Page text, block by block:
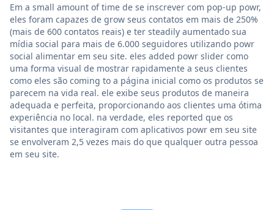
Em a small amount of time de se inscrever com pop-up powr,
eles foram capazes de grow seus contatos em mais de 250%
(mais de 600 contatos reais) e ter steadily aumentado sua
mídia social para mais de 6.000 seguidores utilizando powr
social alimentar em seu site. eles added powr slider como
uma forma visual de mostrar rapidamente a seus clientes
como eles são coming to a página inicial como os produtos se
parecem na vida real. ele exibe seus produtos de maneira
adequada e perfeita, proporcionando aos clientes uma ótima
experiência no local. na verdade, eles reported que os
visitantes que interagiram com aplicativos powr em seu site
se envolveram 2,5 vezes mais do que qualquer outra pessoa
em seu site.